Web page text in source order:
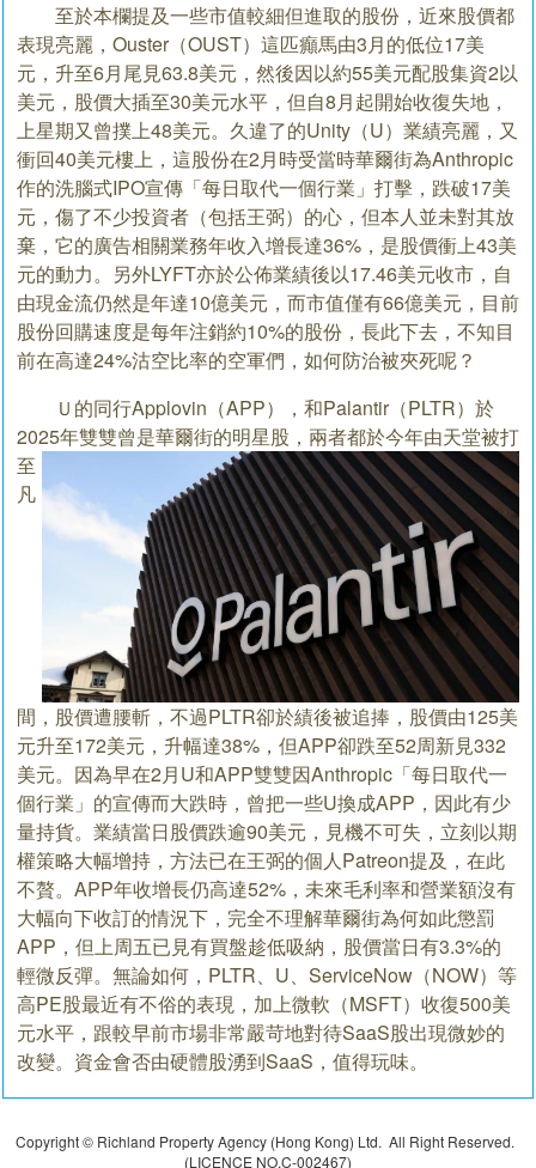
至於本欄提及一些市值較細但進取的股份，近來股價都
表現亮麗，Ouster（OUST）這匹癲馬由3月的低位17美
元，升至6月尾見63.8美元，然後因以約55美元配股集資2以
美元，股價大插至30美元水平，但自8月起開始收復失地，
上星期又曾撲上48美元。久違了的Unity（U）業績亮麗，又
衝回40美元樓上，這股份在2月時受當時華爾街為Anthropic
作的洗腦式IPO宣傳「每日取代一個行業」打擊，跌破17美
元，傷了不少投資者（包括王弼）的心，但本人並未對其放
棄，它的廣告相關業務年收入增長達36%，是股價衝上43美
元的動力。另外LYFT亦於公佈業績後以17.46美元收市，自
由現金流仍然是年達10億美元，而市值僅有66億美元，目前
股份回購速度是每年注銷約10%的股份，長此下去，不知目
前在高達24%沽空比率的空軍們，如何防治被夾死呢？
Ｕ的同行Applovin（APP），和Palantir（PLTR）於
2025年雙雙曾是華爾街的明星股，兩者都於今年由天堂被打
至
凡
間，股價遭腰斬，不過PLTR卻於績後被追捧，股價由125美
元升至172美元，升幅達38%，但APP卻跌至52周新見332
美元。因為早在2月U和APP雙雙因Anthropic「每日取代一
個行業」的宣傳而大跌時，曾把一些U換成APP，因此有少
量持貨。業績當日股價跌逾90美元，見機不可失，立刻以期
權策略大幅增持，方法已在王弼的個人Patreon提及，在此
不贅。APP年收增長仍高達52%，未來毛利率和營業額沒有
大幅向下收訂的情況下，完全不理解華爾街為何如此懲罰
APP，但上周五已見有買盤趁低吸納，股價當日有3.3%的
輕微反彈。無論如何，PLTR、U、ServiceNow（NOW）等
高PE股最近有不俗的表現，加上微軟（MSFT）收復500美
元水平，跟較早前市場非常嚴苛地對待SaaS股出現微妙的
改變。資金會否由硬體股湧到SaaS，值得玩味。
Copyright © Richland Property Agency (Hong Kong) Ltd. All Right Reserved.
(LICENCE NO.C-002467)